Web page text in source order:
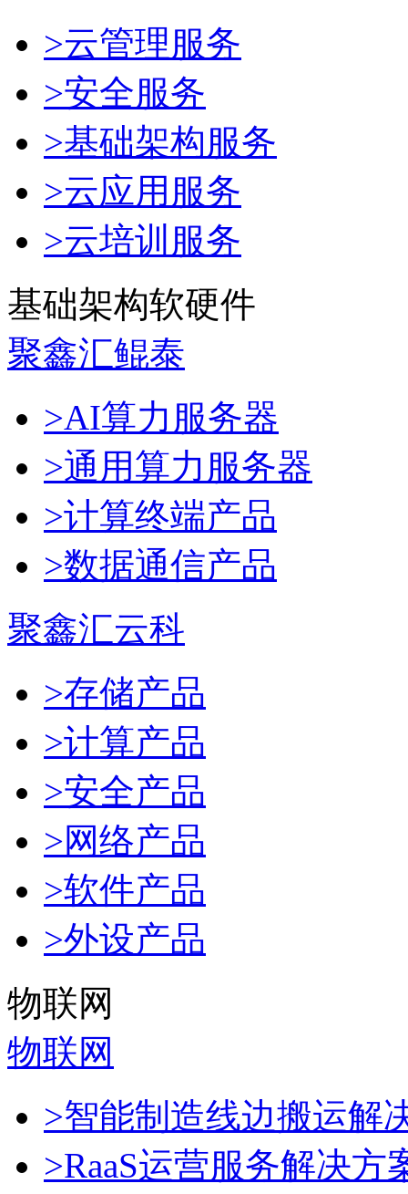
>云管理服务
>安全服务
>基础架构服务
>云应用服务
>云培训服务
基础架构软硬件
聚鑫汇鲲泰
>AI算力服务器
>通用算力服务器
>计算终端产品
>数据通信产品
聚鑫汇云科
>存储产品
>计算产品
>安全产品
>网络产品
>软件产品
>外设产品
物联网
物联网
>智能制造线边搬运解
>RaaS运营服务解决方